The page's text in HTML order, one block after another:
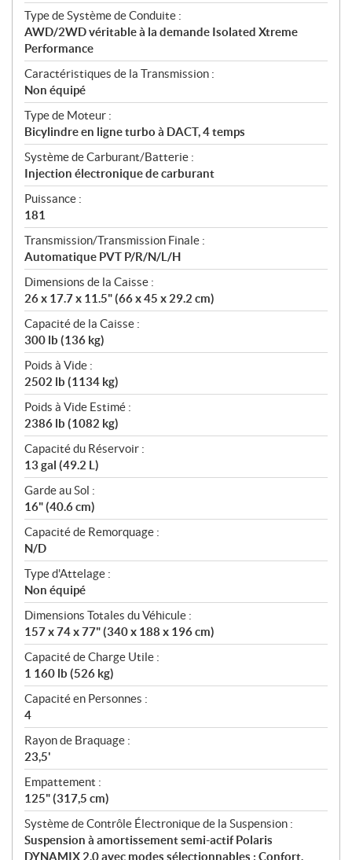
Type de Système de Conduite :
AWD/2WD véritable à la demande Isolated Xtreme
Performance
Caractéristiques de la Transmission :
Non équipé
Type de Moteur :
Bicylindre en ligne turbo à DACT, 4 temps
Système de Carburant/Batterie :
Injection électronique de carburant
Puissance :
181
Transmission/Transmission Finale :
Automatique PVT P/R/N/L/H
Dimensions de la Caisse :
26 x 17.7 x 11.5" (66 x 45 x 29.2 cm)
Capacité de la Caisse :
300 lb (136 kg)
Poids à Vide :
2502 lb (1134 kg)
Poids à Vide Estimé :
2386 lb (1082 kg)
Capacité du Réservoir :
13 gal (49.2 L)
Garde au Sol :
16" (40.6 cm)
Capacité de Remorquage :
N/D
Type d'Attelage :
Non équipé
Dimensions Totales du Véhicule :
157 x 74 x 77" (340 x 188 x 196 cm)
Capacité de Charge Utile :
1 160 lb (526 kg)
Capacité en Personnes :
4
Rayon de Braquage :
23,5'
Empattement :
125" (317,5 cm)
Système de Contrôle Électronique de la Suspension :
Suspension à amortissement semi-actif Polaris
DYNAMIX 2.0 avec modes sélectionnables : Confort,